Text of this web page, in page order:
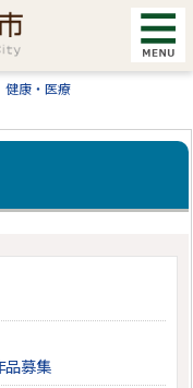
健康・医療
品募集